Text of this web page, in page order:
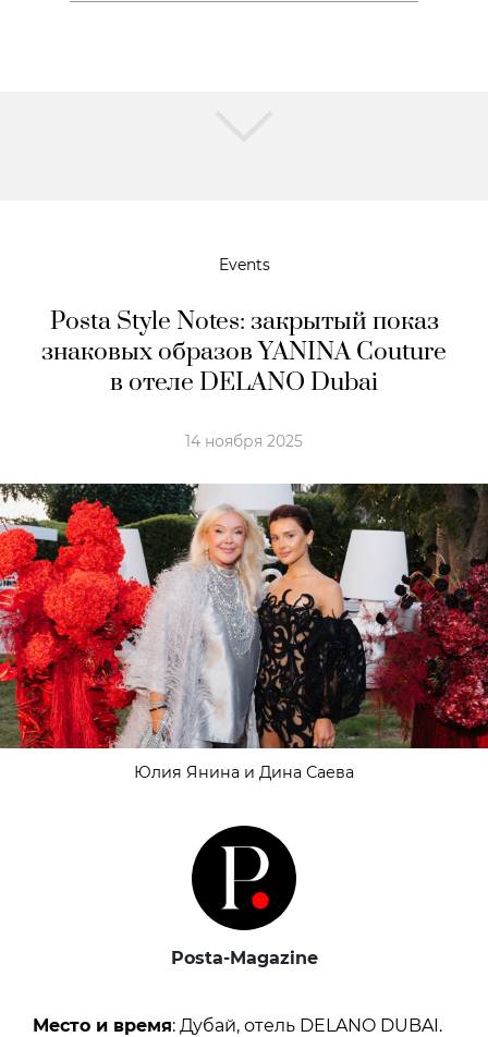
Events
Posta Style Notes: закрытый показ
знаковых образов YANINA Couture
в отеле DELANO Dubai
14 ноября 2025
Юлия Янина и Дина Саева
Posta-Magazine
Место и время: Дубай, отель DELANO DUBAI.